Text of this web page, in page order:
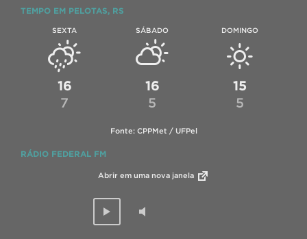
TEMPO EM PELOTAS, RS
SEXTA
16
7
SÁBADO
16
5
DOMINGO
15
5
Fonte: CPPMet / UFPel
RÁDIO FEDERAL FM
Abrir em uma nova janela